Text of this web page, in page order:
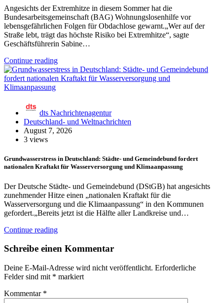
Angesichts der Extremhitze in diesem Sommer hat die
Bundesarbeitsgemeinschaft (BAG) Wohnungslosenhilfe vor
lebensgefährlichen Folgen für Obdachlose gewarnt.„Wer auf der
Straße lebt, trägt das höchste Risiko bei Extremhitze“, sagte
Geschäftsführerin Sabine…
Continue reading
dts Nachrichtenagentur
Deutschland- und Weltnachrichten
August 7, 2026
3 views
Grundwasserstress in Deutschland: Städte- und Gemeindebund fordert
nationalen Kraftakt für Wasserversorgung und Klimaanpassung
Der Deutsche Städte- und Gemeindebund (DStGB) hat angesichts
zunehmender Hitze einen „nationalen Kraftakt für die
Wasserversorgung und die Klimaanpassung“ in den Kommunen
gefordert.„Bereits jetzt ist die Hälfte aller Landkreise und…
Continue reading
Schreibe einen Kommentar
Deine E-Mail-Adresse wird nicht veröffentlicht. Erforderliche
Felder sind mit * markiert
Kommentar *